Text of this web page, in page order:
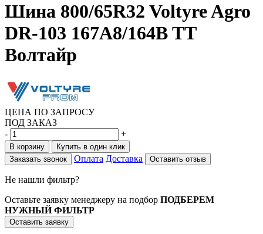
Шина 800/65R32 Voltyre Agro
DR-103 167A8/164B TT
Волтайр
ЦЕНА ПО ЗАПРОСУ
ПОД ЗАКАЗ
-
+
В корзину
Купить в один клик
Заказать звонок
Оплата Доставка Оставить отзыв
Не нашли фильтр?
Оставьте заявку менеджеру на подбор ПОДБЕРЕМ
НУЖНЫЙ ФИЛЬТР
Оставить заявку